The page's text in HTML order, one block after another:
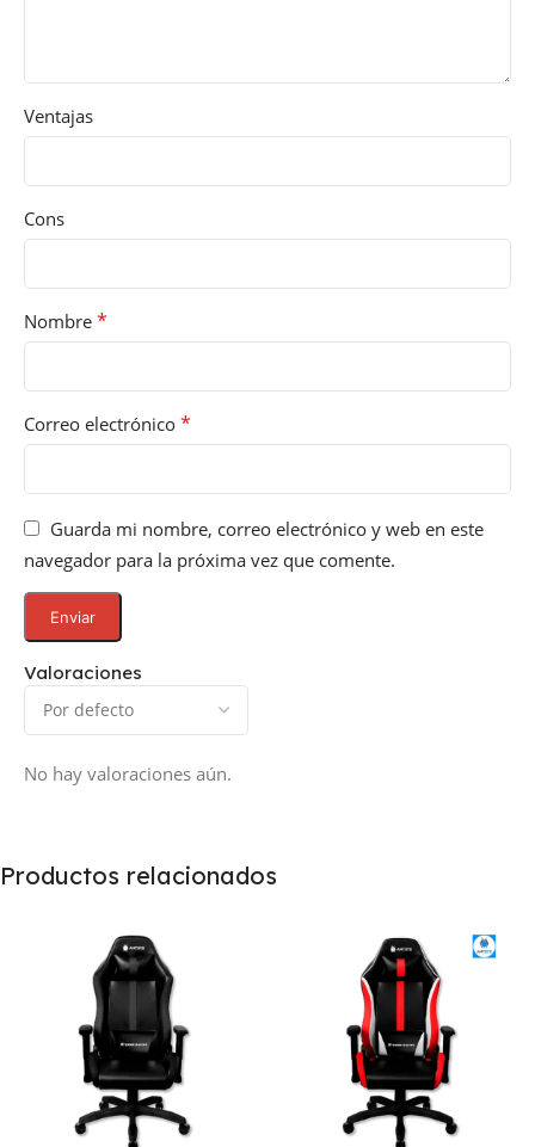
Valoraciones
No hay valoraciones aún.
Ventajas
Cons
Nombre *
Correo electrónico *
Guarda mi nombre, correo electrónico y web en este
navegador para la próxima vez que comente.
Productos relacionados